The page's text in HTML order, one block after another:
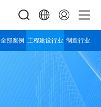
全部案例 工程建设行业 制造行业